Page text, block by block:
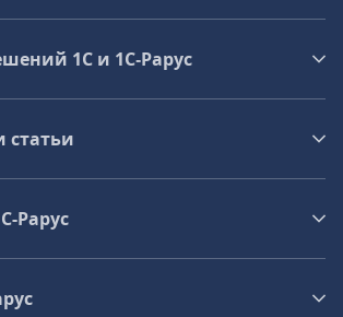
1С и 1С‑Рарус
статьи
Рарус